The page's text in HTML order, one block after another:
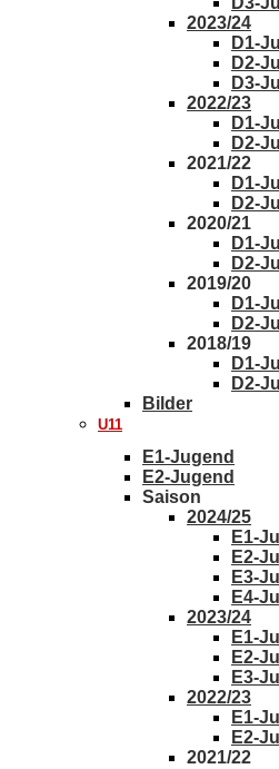
2023/24
D1-
D2-
D3-
2022/23
D1-
D2-
2021/22
D1-
D2-
2020/21
D1-
D2-
2019/20
D1-
D2-
2018/19
D1-
D2-
Bilder
U11
E1-Jugend
E2-Jugend
Saison
2024/25
E1-
E2-
E3-
E4-
2023/24
E1-
E2-
E3-
2022/23
E1-
E2-
2021/22